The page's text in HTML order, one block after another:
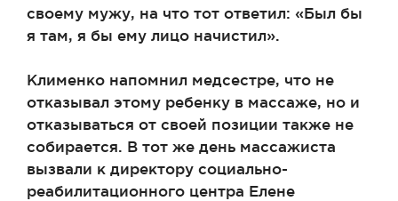
своему мужу, на что тот ответил: «Был бы
я там, я бы ему лицо начистил».
Клименко напомнил медсестре, что не
отказывал этому ребенку в массаже, но и
отказываться от своей позиции также не
собирается. В тот же день массажиста
вызвали к директору социально-
реабилитационного центра Елене